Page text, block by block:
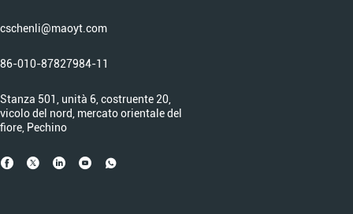
cschenli@maoyt.com
86-010-87827984-11
Stanza 501, unità 6, costruente 20,
vicolo del nord, mercato orientale del
fiore, Pechino